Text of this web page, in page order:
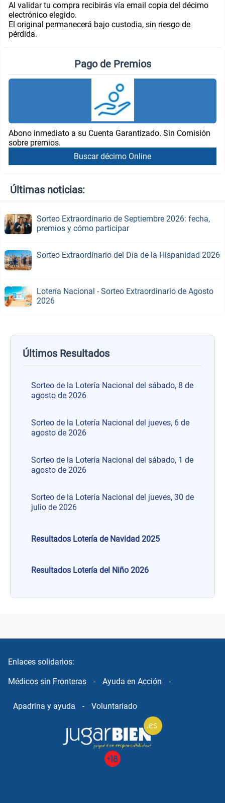
Al validar tu compra recibirás vía email copia del décimo
electrónico elegido.
El original permanecerá bajo custodia, sin riesgo de
pérdida.
Pago de Premios
Abono inmediato a su Cuenta Garantizado. Sin Comisión
sobre premios.
Buscar décimo Online
Últimas noticias:
Sorteo Extraordinario de Septiembre 2026: fecha,
premios y cómo participar
Sorteo Extraordinario del Día de la Hispanidad 2026
Lotería Nacional - Sorteo Extraordinario de Agosto
2026
Últimos Resultados
Sorteo de la Lotería Nacional del sábado, 8 de
agosto de 2026
Sorteo de la Lotería Nacional del jueves, 6 de
agosto de 2026
Sorteo de la Lotería Nacional del sábado, 1 de
agosto de 2026
Sorteo de la Lotería Nacional del jueves, 30 de
julio de 2026
Resultados Lotería de Navidad 2025
Resultados Lotería del Niño 2026
Enlaces solidarios:
Médicos sin Fronteras - Ayuda en Acción -
Apadrina y ayuda - Voluntariado